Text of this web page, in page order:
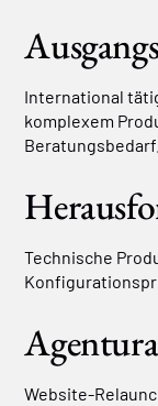
International
komplexem
Beratungsbedarf.
Technische
Website-